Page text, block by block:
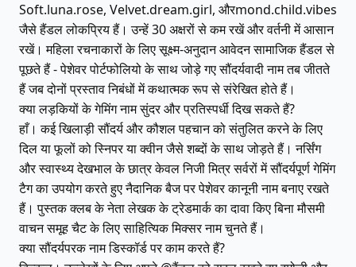
Soft.luna.rose, Velvet.dream.girl, औरmond.child.vibes
जैसे हैंडल लोकप्रिय हैं। उन्हें 30 अक्षरों से कम रखें और वर्तनी में आसान
रखें। महिला रचनाकारों के लिए सूक्ष्म-अनुदान आवेदन सामाजिक हैंडल से
पूछते हैं - पेशेवर पोर्टफोलियो के साथ जोड़े गए सौंदर्यवादी नाम तब जीतते
हैं जब दोनों प्रस्ताव निबंधों में कथात्मक रूप से संरेखित होते हैं।
क्या लड़कियों के गेमिंग नाम सुंदर और प्रतिस्पर्धी दिख सकते हैं?
हाँ। कई खिलाड़ी सौंदर्य और कौशल पहचान को संतुलित करने के लिए
दिल या फूलों को स्निपर या क्वीन जैसे शब्दों के साथ जोड़ते हैं। नर्सिंग
और स्वास्थ्य देखभाल के छात्र केवल निजी मित्र सर्वरों में सौंदर्यपूर्ण गेमिंग
टैग का उपयोग करते हुए नैदानिक ​​​​बैज पर पेशेवर कानूनी नाम बनाए रखते
हैं। पुस्तक क्लब के नेता लेखक के ट्रेडमार्क का दावा किए बिना मौसमी
वाचन समूह चैट के लिए साहित्यिक मिक्सर नाम चुनते हैं।
क्या सौंदर्यपरक नाम डिस्कॉर्ड पर काम करते हैं?